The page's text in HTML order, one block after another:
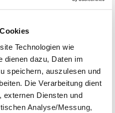
Technologien wie
dienen dazu, Daten im
speichern, auszulesen und
Die Verarbeitung dient
externen Diensten und
Analyse/Messung,
gesamte Candidate- und
auch im Maschinen- und
Und auch dem
sollten
einräumen, den es
einnimmt.